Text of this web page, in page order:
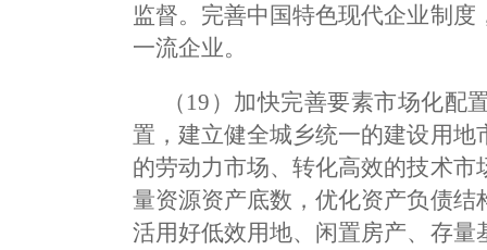
监督。完善中国特色现代企业制
一流企业。
（19）加快完善要素市场化
置，建立健全城乡统一的建设用
的劳动力市场、转化高效的技术
量资源资产底数，优化资产负债
活用好低效用地、闲置房产、存